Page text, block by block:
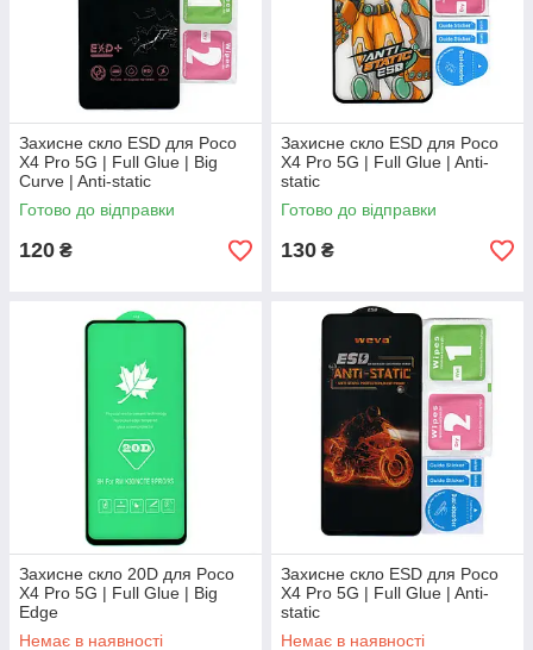
Захисне скло ESD для Poco
X4 Pro 5G | Full Glue | Big
Curve | Anti-static
Готово до відправки
120 ₴
Захисне скло ESD для Poco
X4 Pro 5G | Full Glue | Anti-
static
Готово до відправки
130 ₴
Захисне скло 20D для Poco
X4 Pro 5G | Full Glue | Big
Edge
Немає в наявності
Захисне скло ESD для Poco
X4 Pro 5G | Full Glue | Anti-
static
Немає в наявності